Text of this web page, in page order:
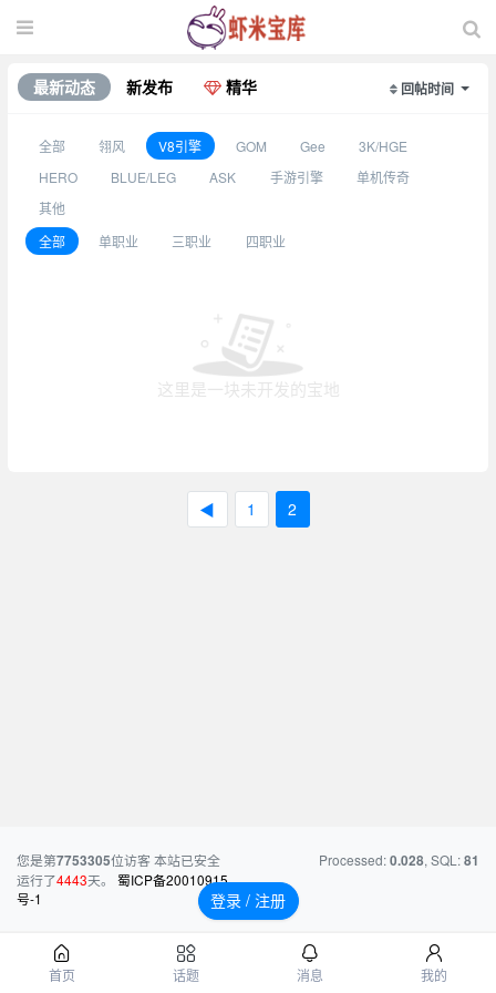
最新动态 新发布 精华 回帖时间
全部 翎风 V8引擎 GOM Gee
3K/HGE
HERO
BLUE/LEG ASK 手游引擎
单机传奇
其他
全部
单职业 三职业 四职业
这里是一块未开发的宝地
◀ 1 2
您是第7753305位访客 本站已安全
运行了4443天。
蜀ICP备20010915
号-1
Processed:0.028, SQL:81
首页 话题 消息 我的
登录 / 注册